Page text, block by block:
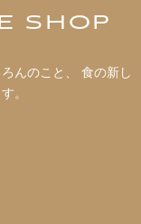
SHOP
んのこと、 食の新し
。